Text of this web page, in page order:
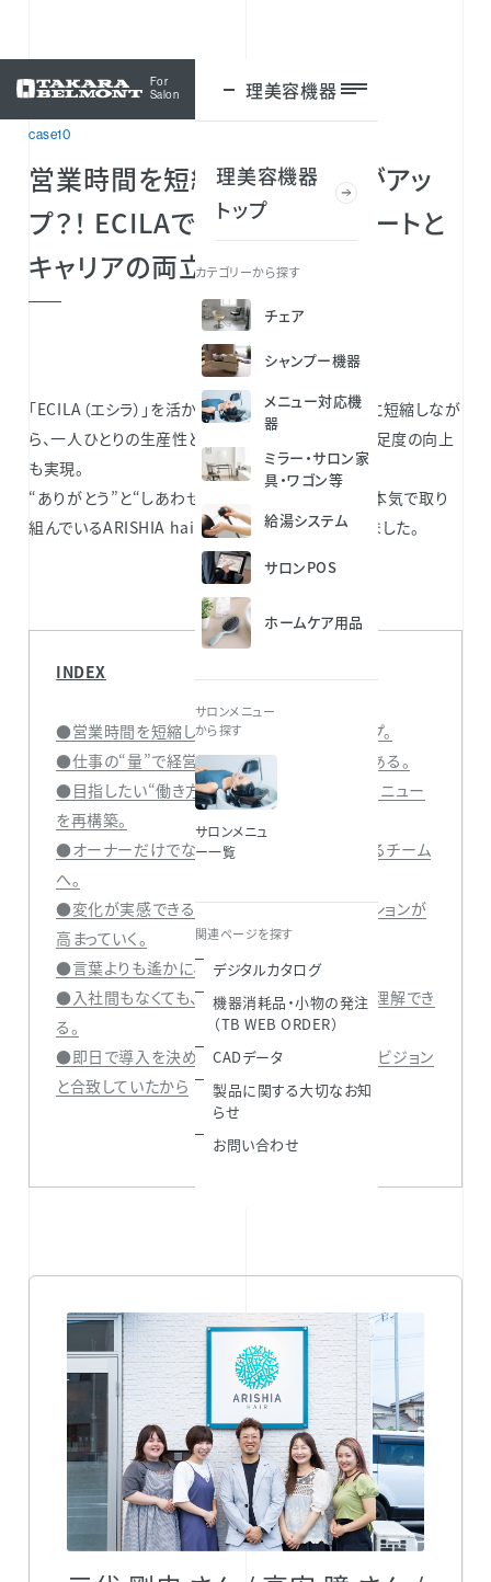
For
Salon
理美容機器
理美容機器
トップ
カテゴリーから探す
チェア
シャンプー機器
メニュー対応機
器
ミラー・サロン家
具・ワゴン等
給湯システム
サロンPOS
ホームケア用品
サロンメニュー
から探す
サロンメニュ
ー一覧
関連ページを探す
デジタルカタログ
機器消耗品・小物の発注
（TB WEB ORDER）
CADデータ
製品に関する大切なお知
らせ
お問い合わせ
ログイン
case10
営業時間を短縮しても、売上がアッ
プ？！ ECILAで叶えるプライベートと
キャリアの両立
「ECILA（エシラ）」を活かして、営業時間を「8時間」に短縮しなが
ら、一人ひとりの生産性と給与をアップさせ、顧客満足度の向上
も実現。
“ありがとう”と“しあわせ”の溢れるサロンづくりに本気で取り
組んでいるARISHIA hairのみなさんにお話を伺いました。
INDEX
●営業時間を短縮しながら、売上と給与をアップ。
●仕事の“量”で経営をカバーする のは限界がある。
●目指したい“働き方”から逆算して、サービスメニュー
を再構築。
●オーナーだけでなく、みんなで売上を伸ばせるチーム
へ。
●変化が実感できると、美しい髪へのモチベーションが
高まっていく。
●言葉よりも遙かに、お客さまのことが伝わる。
●入社間もなくても、お客さまのことを一歩深く理解でき
る。
●即日で導入を決めたのは、自分たちの 目指すビジョン
と合致していたから